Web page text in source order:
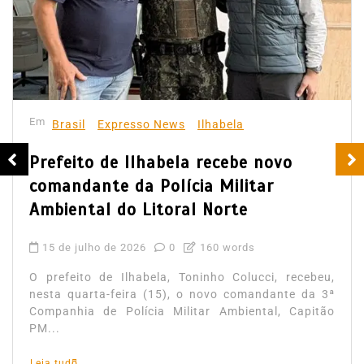
Em Brasil Expresso News Ilhabela
Prefeito de Ilhabela recebe novo
comandante da Polícia Militar
Ambiental do Litoral Norte
15 de julho de 2026 0 160 words
O prefeito de Ilhabela, Toninho Colucci, recebeu,
nesta quarta-feira (15), o novo comandante da 3ª
Companhia de Polícia Militar Ambiental, Capitão
PM...